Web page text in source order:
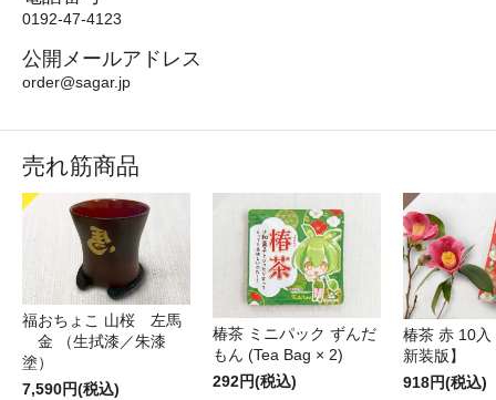
0192-47-4123
公開メールアドレス
order@sagar.jp
売れ筋商品
福おちょこ 山桜 左馬
金 （生拭漆／朱漆
塗）
7,590円(税込)
椿茶 ミニパック ずんだ
もん (Tea Bag × 2)
292円(税込)
椿茶 赤 10入
新装版】
918円(税込)